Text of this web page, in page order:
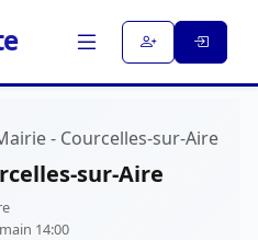
- Courcelles-sur-Aire
sur-Aire
14:00